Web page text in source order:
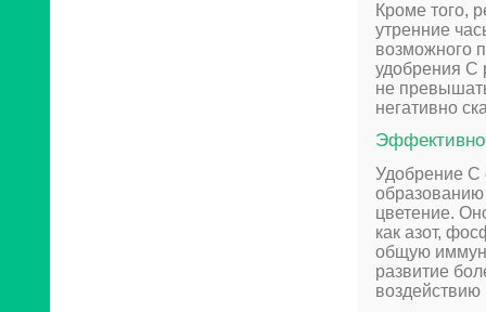
Кроме того,
утренние
возможного
удобрения C
не
негативно
Удобрение C
образованию
цветение.
как азот,
общую
развитие